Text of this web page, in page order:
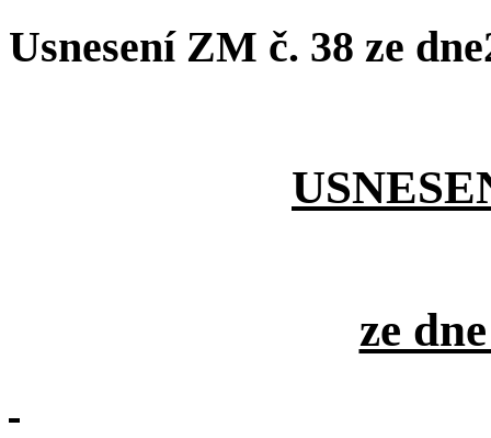
Usnesení ZM č. 38 ze
ze